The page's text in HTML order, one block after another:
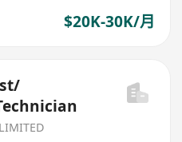
$20K-30K/月